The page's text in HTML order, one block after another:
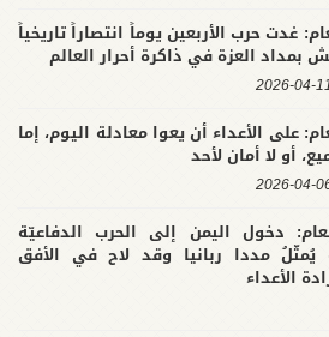
غدت حرب الأربعين يوماً انتصاراً تاريخياً
بمداد العزة في ذاكرة أحرار العالم
على الأعداء أن يعوا معادلة اليوم، إما
أو لا أمان لأحد
دخول اليمن إلى الحرب الدفاعيّة
يُمثّلُ مددا ربانيا وقد لاح في الأفق
الأعداء